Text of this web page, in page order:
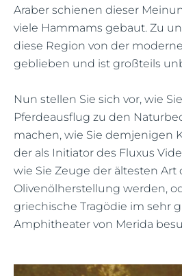
Araber schienen dieser
viele Hammams gebaut. Zu
diese Region von der
geblieben und ist großteils
Nun stellen Sie sich vor, wie
Pferdeausflug zu den
machen, wie Sie demjenigen
der als Initiator des Fluxus
wie Sie Zeuge der ältesten Art
Olivenölherstellung werden,
griechische Tragödie im sehr
Amphitheater von Merida